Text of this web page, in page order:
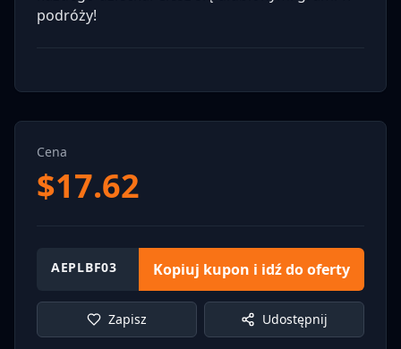
podróży!
Cena
$17.62
AEPLBF03 Kopiuj kupon i idź do oferty
Zapisz Udostępnij